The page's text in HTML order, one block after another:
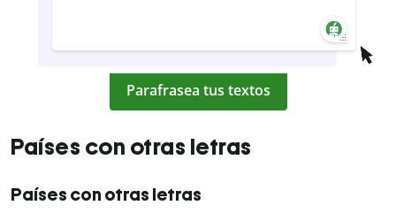
Parafrasea tus textos
Países con otras letras
Países con otras letras